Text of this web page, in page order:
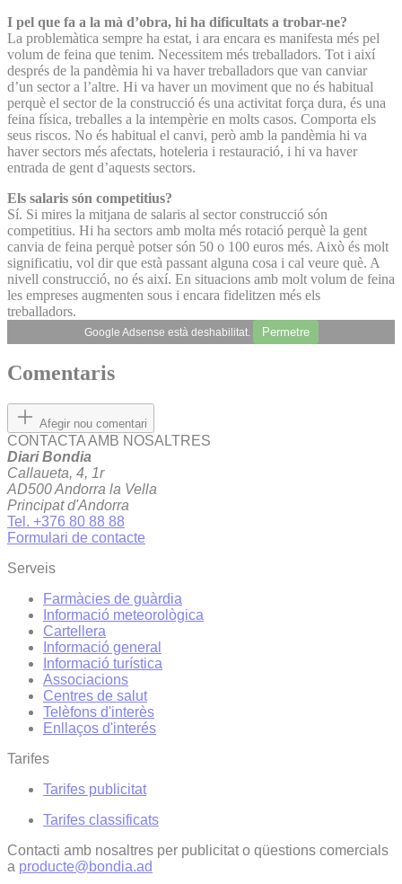
I pel que fa a la mà d’obra, hi ha dificultats a trobar-ne?
La problemàtica sempre ha estat, i ara encara es manifesta més pel
volum de feina que tenim. Necessitem més treballadors. Tot i així
després de la pandèmia hi va haver treballadors que van canviar
d’un sector a l’altre. Hi va haver un moviment que no és habitual
perquè el sector de la construcció és una activitat força dura, és una
feina física, treballes a la intempèrie en molts casos. Comporta els
seus riscos. No és habitual el canvi, però amb la pandèmia hi va
haver sectors més afectats, hoteleria i restauració, i hi va haver
entrada de gent d’aquests sectors.
Els salaris són competitius?
Sí. Si mires la mitjana de salaris al sector construcció són
competitius. Hi ha sectors amb molta més rotació perquè la gent
canvia de feina perquè potser són 50 o 100 euros més. Això és molt
significatiu, vol dir que està passant alguna cosa i cal veure què. A
nivell construcció, no és així. En situacions amb molt volum de feina
les empreses augmenten sous i encara fidelitzen més els
treballadors.
Google Adsense està deshabilitat. Permetre
Comentaris
Afegir nou comentari
CONTACTA AMB NOSALTRES
Diari Bondia
Callaueta, 4, 1r
AD500 Andorra la Vella
Principat d'Andorra
Tel. +376 80 88 88
Formulari de contacte
Serveis
Farmàcies de guàrdia
Informació meteorològica
Cartellera
Informació general
Informació turística
Associacions
Centres de salut
Telèfons d'interès
Enllaços d'interés
Tarifes
Tarifes publicitat
Tarifes classificats
Contacti amb nosaltres per publicitat o qüestions comercials
a producte@bondia.ad